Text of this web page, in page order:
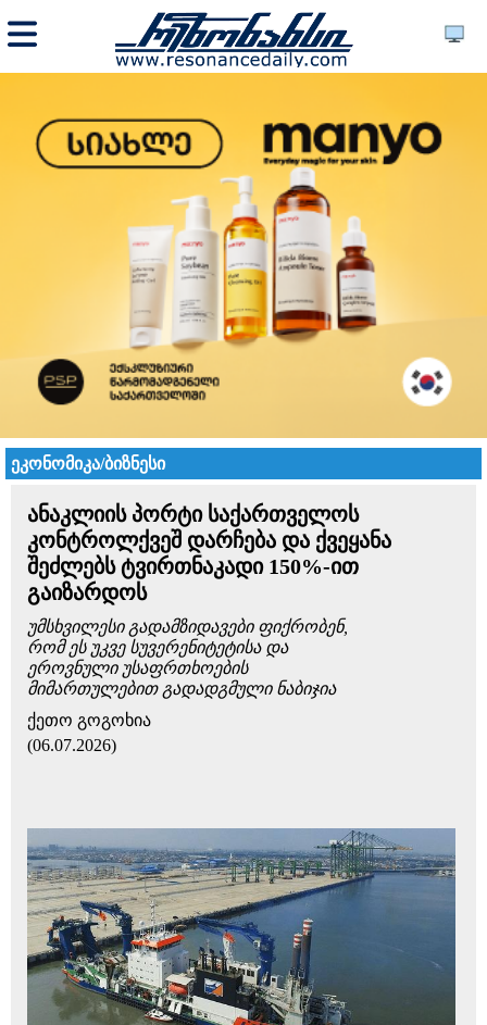
ეკონომიკა/ბიზნესი
ანაკლიის პორტი საქართველოს
კონტროლქვეშ დარჩება და ქვეყანა
შეძლებს ტვირთნაკადი 150%-ით
გაიზარდოს
უმსხვილესი გადამზიდავები ფიქრობენ,
რომ ეს უკვე სუვერენიტეტისა და
ეროვნული უსაფრთხოების
მიმართულებით გადადგმული ნაბიჯია
ქეთო გოგოხია
(06.07.2026)